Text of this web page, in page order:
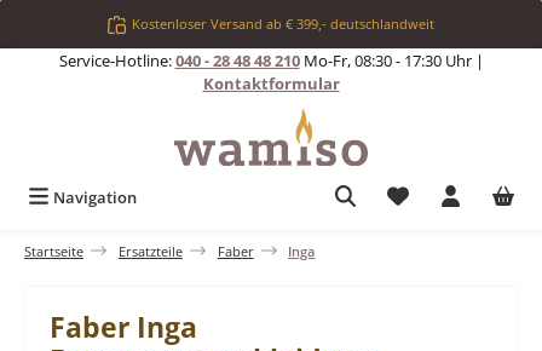
Zum Hauptinhalt springenKostenloser Versand ab € 399,- deutschlandweit
Service-Hotline:040 - 28 48 48 210Mo-Fr, 08:30 - 17:30 Uhr |
Kontaktformular
Navigation Du hast 0
Startseite Ersatzteile Faber Inga
Faber Inga